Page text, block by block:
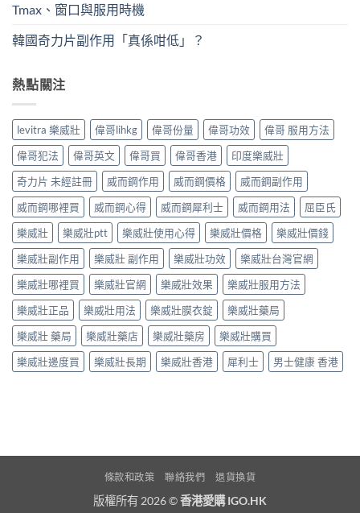
Tmax、窗口與服用時機
韓國奇力片副作用「真係咁低」？
熱點關注
levitra 樂威壯 偉哥lihkg 偉哥份量 偉哥功效
偉哥 服用方法
偉哥犯法
偉哥英文 偉哥買 偉哥香港
印度樂威壯
奇力片 未經註冊
威而鋼作用 威而鋼價格
威而鋼副作用
威而鋼哪裡買
威而鋼心得 威而鋼犀利士 威而鋼用法
屈臣氏
樂威壯
樂威壯ptt 樂威壯使用心得 樂威壯價格
樂威壯價錢
樂威壯副作用
樂威壯 副作用 樂威壯功效
樂威壯台灣官網
樂威壯哪裡買
樂威壯官網 樂威壯效果
樂威壯服用方法
樂威壯正品
樂威壯用法 樂威壯膜衣錠
樂威壯藥局
樂威壯 藥局
樂威壯藥店 樂威壯藥房
樂威壯購買
樂威壯邊度買
樂威壯長期 樂威壯香港 犀利士 男士健康 香港
條款和政策 聯絡我們 退貨換貨
版權所有 2026 ©香港愛購 IGO.HK